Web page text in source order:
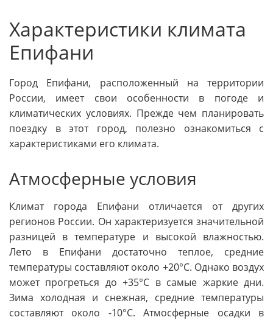
Характеристики климата
Епифани
Город Епифани, расположенный на территории
России, имеет свои особенности в погоде и
климатических условиях. Прежде чем планировать
поездку в этот город, полезно ознакомиться с
характеристиками его климата.
Атмосферные условия
Климат города Епифани отличается от других
регионов России. Он характеризуется значительной
разницей в температуре и высокой влажностью.
Лето в Епифани достаточно теплое, средние
температуры составляют около +20°C. Однако воздух
может прогреться до +35°C в самые жаркие дни.
Зима холодная и снежная, средние температуры
составляют около -10°C. Атмосферные осадки в